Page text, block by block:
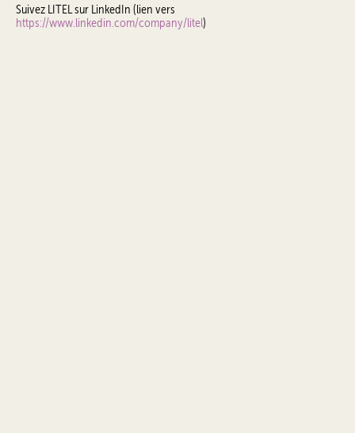
Suivez LITEL sur LinkedIn (lien vers
https://www.linkedin.com/company/litel)